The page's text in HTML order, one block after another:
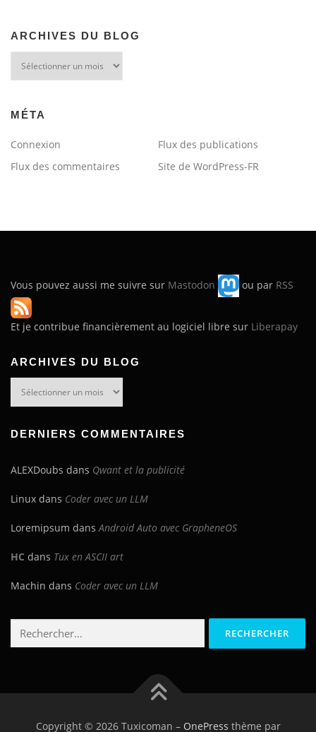
ARCHIVES DU BLOG
MÉTA
Connexion
Flux des publications
Flux des commentaires
Site de WordPress-FR
Vous pouvez aussi me suivre sur Mastodon ou par RSS
Et je contribue financièrement au logiciel libre sur Liberapay
ARCHIVES DU BLOG
DERNIERS COMMENTAIRES
ALEXDoubs dans Qwant et la publicité
Linux dans Coder avec un LLM
Loremipsum dans Android Auto avec GrapheneOS
HC dans Tux en ASCII art
Machin dans Coder avec un LLM
Rechercher :
Copyright © 2026 Tuxicoman – OnePress thème par